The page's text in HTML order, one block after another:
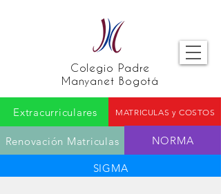
Extracurriculares MATRICULAS y COSTOS
Renovación Matriculas
SIGMA
NORMA
Colegio Padre
Manyanet Bogotá